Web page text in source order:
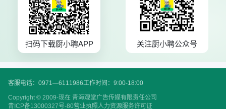
扫码下载厨小聘APP 关注厨小聘公众号
客服电话：0971—6111986工作时间：9:00-18:00
Copyright © 2009-现在 青海观堂广告传媒有限责任公司
青ICP备13000327号-80营业执照人力资源服务许可证